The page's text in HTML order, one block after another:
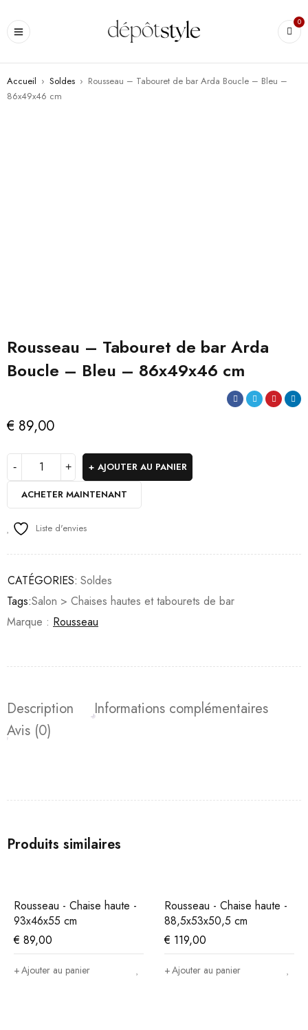
0
Accueil › Soldes › Rousseau – Tabouret de bar Arda Boucle – Bleu –
86x49x46 cm
Rousseau – Tabouret de bar Arda
Boucle – Bleu – 86x49x46 cm
€ 89,00
AJOUTER AU PANIER
ACHETER MAINTENANT
Liste d'envies
CATÉGORIES: Soldes
Tags:Salon > Chaises hautes et tabourets de bar
Marque : Rousseau
Description
Informations complémentaires
Avis (0)
Produits similaires
Rousseau - Chaise haute -
93x46x55 cm
€ 89,00
Ajouter au panier
Rousseau - Chaise haute -
88,5x53x50,5 cm
€ 119,00
Ajouter au panier